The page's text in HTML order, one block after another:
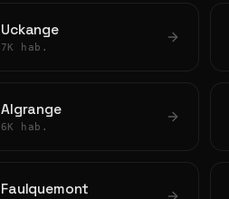
Uckange
7K hab.
Algrange
6K hab.
Faulquemont